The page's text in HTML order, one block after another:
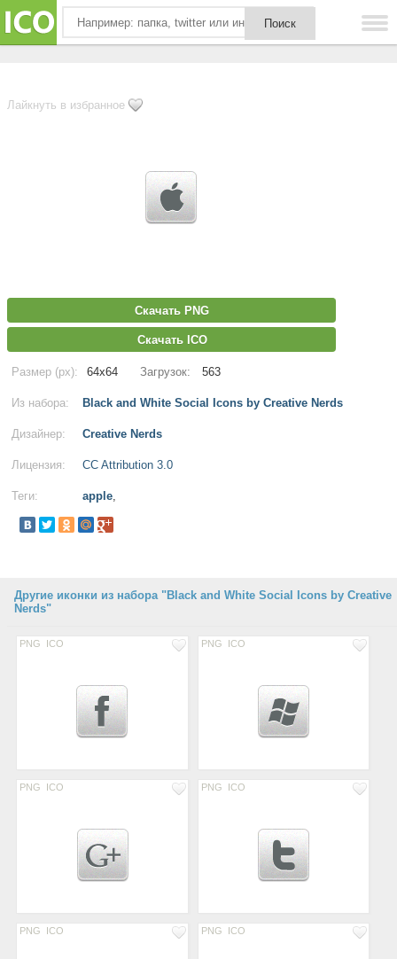
Лайкнуть в избранное
Скачать PNG
Скачать ICO
Размер (px): 64x64 Загрузок: 563
Из набора: Black and White Social Icons by Creative Nerds
Дизайнер: Creative Nerds
Лицензия: CC Attribution 3.0
Теги: apple,
Другие иконки из набора "Black and White Social Icons by Creative
Nerds"
PNG ICO PNG ICO
PNG ICO PNG ICO
PNG ICO PNG ICO